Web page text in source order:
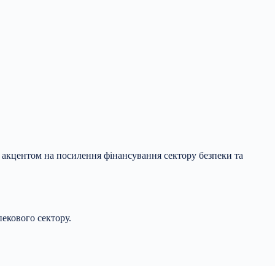
на посилення фінансування сектору безпеки та
сектору.